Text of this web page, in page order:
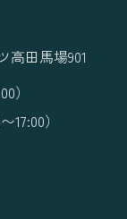
高田馬場901
）
17:00）